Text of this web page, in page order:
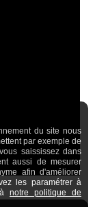
du site nous
par exemple de
saississez dans
aussi de mesurer
afin d'améliorer
les paramétrer à
notre politique de